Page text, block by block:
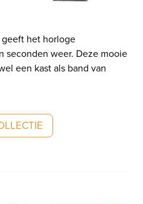
het horloge
seconden weer. Deze mooie
een kast als band van